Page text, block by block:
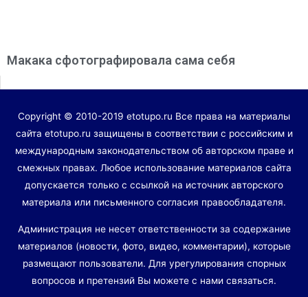
Макака сфотографировала сама себя
Copyright © 2010-2019 etotupo.ru Все права на материалы
сайта etotupo.ru защищены в соответствии с российским и
международным законодательством об авторском праве и
смежных правах. Любое использование материалов сайта
допускается только с ссылкой на источник авторского
материала или письменного согласия правообладателя.
Администрация не несет ответственности за содержание
материалов (новости, фото, видео, комментарии), которые
размещают пользователи. Для урегулирования спорных
вопросов и претензий Вы можете с нами связаться.